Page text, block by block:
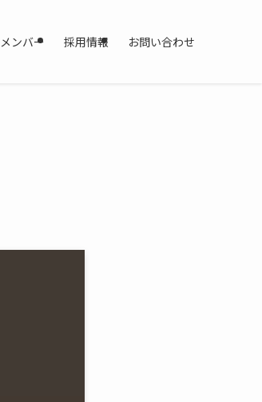
メンバー 採用情報 お問い合わせ